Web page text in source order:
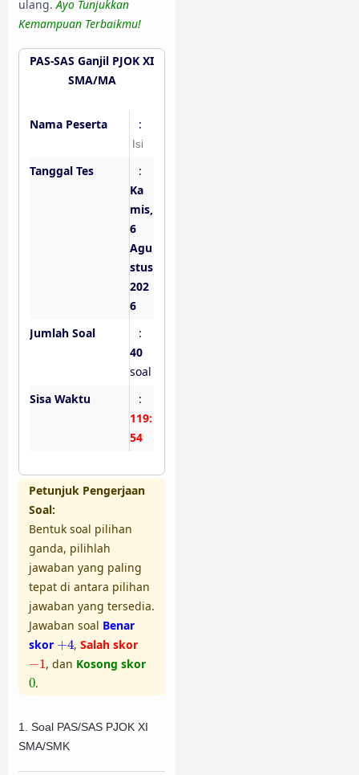
ulang.Ayo Tunjukkan
Kemampuan Terbaikmu!
PAS-SAS Ganjil PJOK XI
SMA/MA
Nama Peserta :
Tanggal Tes
:
Ka
mis,
6
Agu
stus
202
6
Jumlah Soal
:
40
soal
Sisa Waktu
:
119:
53
Petunjuk Pengerjaan
Soal:
Bentuk soal pilihan
ganda, pilihlah
jawaban yang paling
tepat di antara pilihan
jawaban yang tersedia.
Jawaban soal Benar
skor +4
+ 4, Salah skor
−1
1 , dan Kosong skor
0
0.
1. Soal PAS/SAS PJOK XI
SMA/SMK